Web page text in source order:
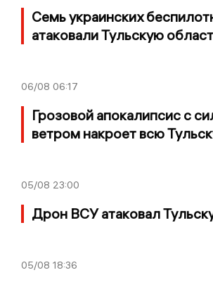
Семь украинских
атаковали Тульскую
06/08 06:17
Грозовой апокалипсис с
ветром накроет всю
05/08 23:00
Дрон ВСУ атаковал
05/08 18:36